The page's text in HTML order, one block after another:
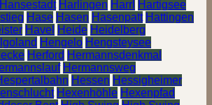
Hansestadt Harlingen Harrl Hartigsee
Hase Hasen Hasenpatt Hattingen
Havel Heide Heidelberg
Hengelo Hengsteysee
Herford Hermannsdenkmal
Hermannsweg
Hessen Hessigheimer
Hexenhöhle Hexenpfad